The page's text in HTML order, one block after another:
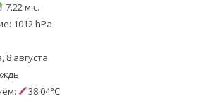
7.22 м.с.
1012 hPa
8 августа
38.04°C